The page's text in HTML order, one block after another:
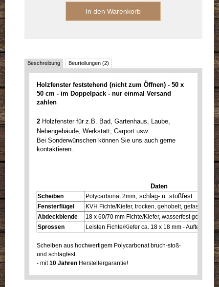
Beschreibung Beurteilungen (2)
Holzfenster feststehend (nicht zum Öffnen) - 50 x
50 cm - im Doppelpack - nur einmal Versand
zahlen
2 Holzfenster für z.B. Bad, Gartenhaus, Laube,
Nebengebäude, Werkstatt, Carport usw.
Bei Sonderwünschen können Sie uns auch gerne
kontaktieren.
Daten
Scheiben Polycarbonat 2mm , schlag- u. stoßfest
Fensterflügel
KVH Fichte/Kiefer, trocken, gehobelt, gefast und
Abdeckblende
18 x 60/70 mm Fichte/Kiefer, wasserfest geleimt,
Sprossen
Leisten Fichte/Kiefer ca. 18 x 18 mm - Aufteilung
Scheiben aus hochwertigem Polycarbonat bruch-stoß-
und schlagfest
- mit10 Jahren Herstellergarantie!